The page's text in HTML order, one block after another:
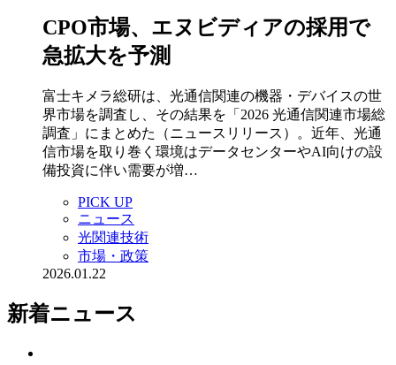
CPO市場、エヌビディアの採用で
急拡大を予測
富士キメラ総研は、光通信関連の機器・デバイスの世
界市場を調査し、その結果を「2026 光通信関連市場総
調査」にまとめた（ニュースリリース）。近年、光通
信市場を取り巻く環境はデータセンターやAI向けの設
備投資に伴い需要が増…
PICK UP
ニュース
光関連技術
市場・政策
2026.01.22
新着ニュース